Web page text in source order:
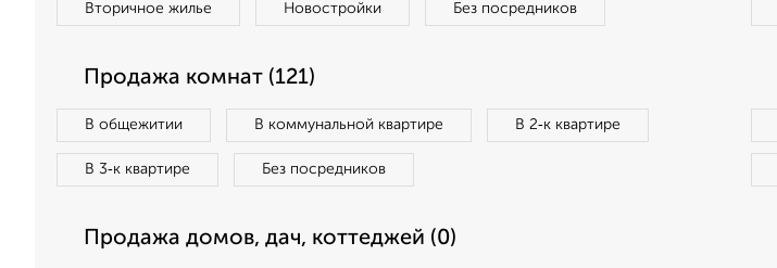
Вторичное жилье Новостройки Без посредников
Продажа комнат (121)
В общежитии В коммунальной квартире В 2‑к квартире
В 3‑к квартире Без посредников
Продажа домов, дач, коттеджей (0)